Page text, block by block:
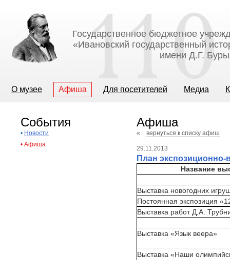
Государственное бюджетное
«Ивановский государственный
имени Д.Г.
О музее Афиша Для посетителей Медиа
События
• Новости
• Афиша
Афиша
« вернуться к списку афиш
29.11.2013
План экспозиционно-
Название
Выставка новогодних
Постоянная экспозиция
Выставка работ Д.А.
Выставка «Язык веера»
Выставка «Наши